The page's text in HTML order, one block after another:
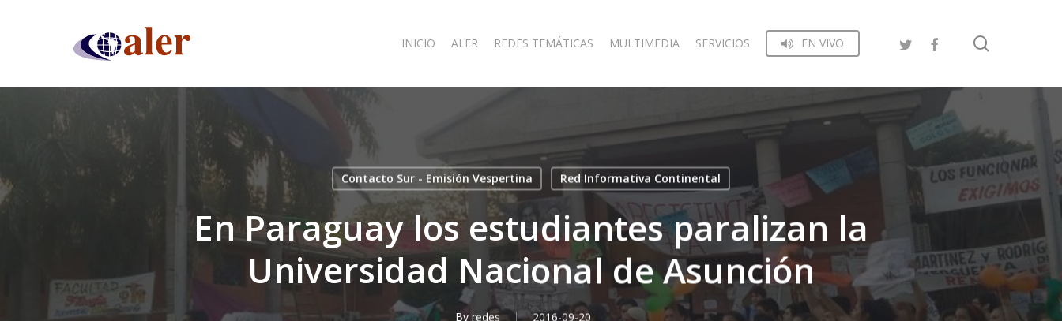
INICIO ALER REDES TEMÁTICAS MULTIMEDIA SERVICIOS EN VIVO
Contacto Sur - Emisión Vespertina Red Informativa Continental
En Paraguay los estudiantes paralizan la
Universidad Nacional de Asunción
By redes 2016-09-20